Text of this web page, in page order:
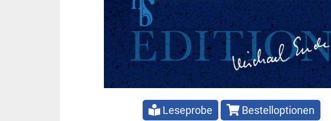
Leseprobe Bestelloptionen